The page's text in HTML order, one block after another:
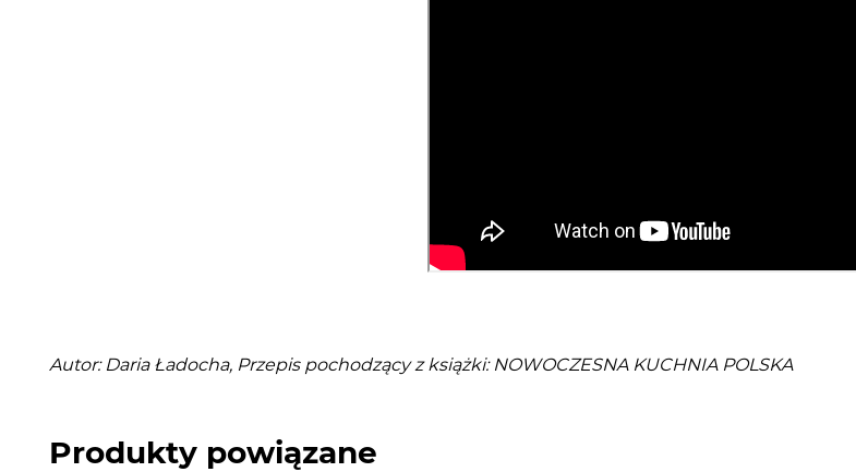
Autor: Daria Ładocha, Przepis pochodzący z książki: NOWOCZESNA KUCHNIA POLSKA
Produkty powiązane